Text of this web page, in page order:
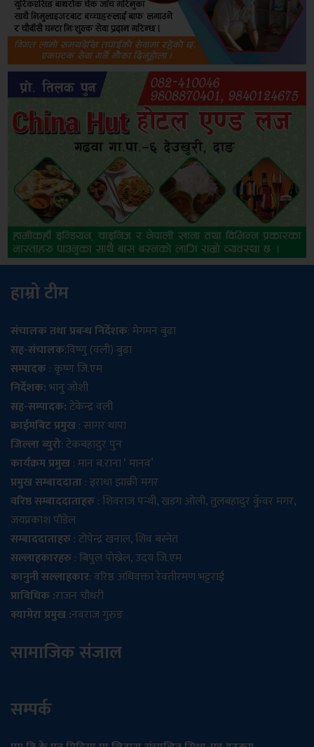
हाम्रो टीम
संचालक तथा प्रबन्ध निर्देशक: मेगमन बुढा
सह-संचालक:विष्णु (वली) बुढा
सम्पादक: कृष्ण जि.एम
निर्देशक:भानु जोशी
सह-सम्पादक:टेकेन्द्र वली
क्राईमबिट प्रमुख: सागर थापा
जिल्ला ब्युरो: टेकबहादुर पुन
कार्यक्रम प्रमुख: मान ब.राना ‘ मानव’
प्रमुख सम्बाददाता: इराधा झाक्री मगर
वरिष्ठ सम्बाददाताहरु: शिवराज पन्थी, खडग ओली, तुलबहादुर कुँवर मगर,
जयप्रकाश पौडेल
सम्बाददाताहरु: टोपेन्द्र खनाल, शिव बस्नेत
सल्लाहकारहरु: बिपुल पोख्रेल, उदय जि.एम
कानुनी सल्लाहकार: वरिष्ठ अधिवक्ता रेवतीरमण भट्टराई
प्राविधिक :राजन चौधरी
क्यामेरा प्रमुख :नवराज गुरुङ
सामाजिक संजाल
सम्पर्क